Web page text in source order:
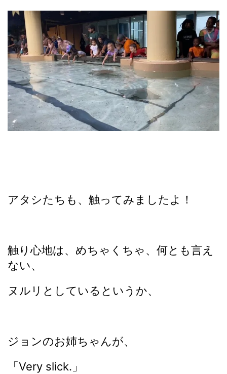
アタシたちも、触ってみましたよ！
触り心地は、めちゃくちゃ、何とも言え
ない、
ヌルリとしているというか、
ジョンのお姉ちゃんが、
「Very slick.」